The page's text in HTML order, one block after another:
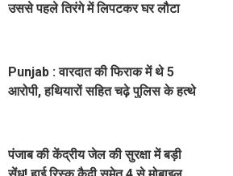
उससे पहले तिरंगे में लिपटकर घर लौटा
Punjab : वारदात की फिराक में थे 5
आरोपी, हथियारों सहित चढ़े पुलिस के हत्थे
पंजाब की केंद्रीय जेल की सुरक्षा में बड़ी